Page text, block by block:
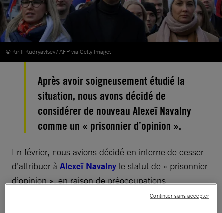
© Kirill Kudryavtsev / AFP via Getty Images
Après avoir soigneusement étudié la
situation, nous avons décidé de
considérer de nouveau Alexeï Navalny
comme un « prisonnier d’opinion ».
En février, nous avions décidé en interne de cesser
d’attribuer à Alexeï Navalny le statut de « prisonnier
d’opinion », en raison de préoccupations
concernant des déclarations discriminatoires qu’il a
Continuer sans accepter